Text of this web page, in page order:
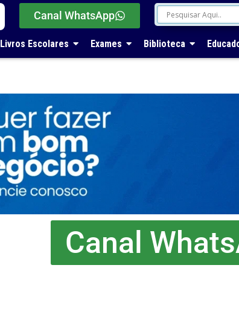
Canal WhatsApp
Livros Escolares Exames Biblioteca
Canal